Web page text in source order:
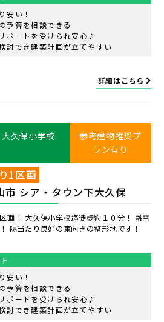
安い！
予算を相談できる
ポートを受けられ安心♪
討でき建築計画が立てやすい
詳細はこちら
大久保小学校
参考建物推奨プ
ラン有り
1区画
市 シア・タウン下大久保
画！ 大久保小学校迄徒歩約１０分！ 融雪
陽当たり良好の東向きの整形地です！
安い！
予算を相談できる
ポートを受けられ安心♪
討でき建築計画が立てやすい